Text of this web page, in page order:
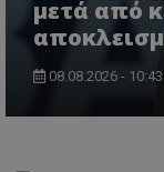
μετά από
08.08.2026 - 10:43